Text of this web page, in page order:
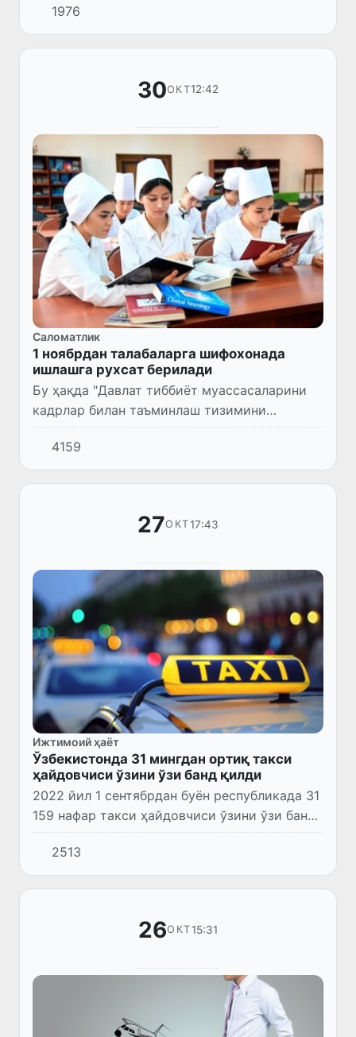
1976
30ОКТ12:42
Саломатлик
1 ноябрдан талабаларга шифохонада
ишлашга рухсат берилади
Бу ҳақда "Давлат тиббиёт муассасаларини
кадрлар билан таъминлаш тизимини
такомиллаштириш тўғрисида"ги Вазирлар
Маҳкамаси қарорида белгиланган.
4159
27ОКТ17:43
Ижтимоий ҳаёт
Ўзбекистонда 31 мингдан ортиқ такси
ҳайдовчиси ўзини ўзи банд қилди
2022 йил 1 сентябрдан буён республикада 31
159 нафар такси ҳайдовчиси ўзини ўзи банд
қилган шахс сифатида рўйхатга олинди (27
октябрь ҳолатига).
2513
26ОКТ15:31